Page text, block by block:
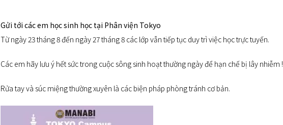
Gửi tới các em học sinh học tại Phân viện Tokyo
Từ ngày 23 tháng 8 đến ngày 27 tháng 8 các lớp vẫn tiếp tục duy trì việc học trực tuyến.
Các em hãy lưu ý hết sức trong cuộc sông sinh hoạt thường ngày để hạn chế bị lây nhiễm !
Rửa tay và súc miệng thường xuyên là các biện pháp phòng tránh cơ bản.